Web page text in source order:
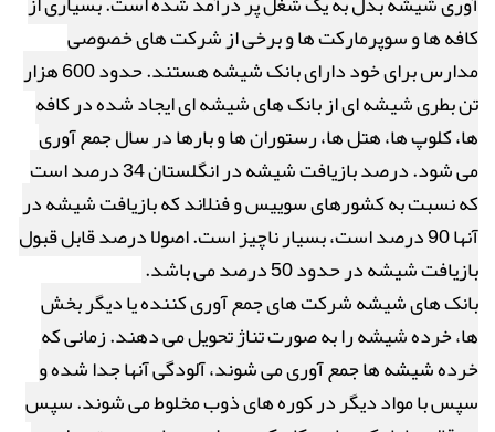
کافه ها و سوپرمارکت ها و برخی از شرکت های خصوصی
مدارس برای خود دارای بانک شیشه هستند. حدود 600 هزار
تن بطری شیشه ای از بانک های شیشه ای ایجاد شده در کافه
ها، کلوپ ها، هتل ها، رستوران ها و بارها در سال جمع آوری
می شود. درصد بازیافت شیشه در انگلستان 34 درصد است
که نسبت به کشورهای سوییس و فنلاند که بازیافت شیشه در
آنها 90 درصد است، بسیار ناچیز است. اصولا درصد قابل قبول
بازیافت شیشه در حدود 50 درصد می باشد.
بانک های شیشه شرکت های جمع آوری کننده یا دیگر بخش
ها، خرده شیشه را به صورت تناژ تحویل می دهند. زمانی که
خرده شیشه ها جمع آوری می شوند، آلودگی آنها جدا شده و
سپس با مواد دیگر در کوره های ذوب مخلوط می شوند. سپس